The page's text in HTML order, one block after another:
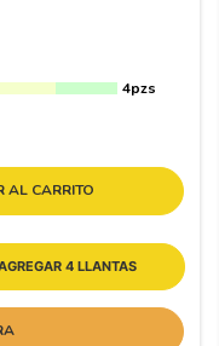
4pzs
AL CARRITO
4 LLANTAS